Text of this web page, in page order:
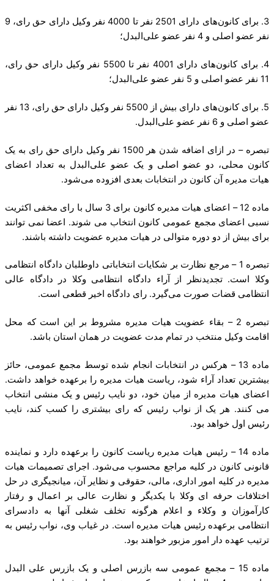
3. برای کانون‌های دارای 2501 نفر تا 4000 نفر وکیل دارای حق رای، 9
نفر عضو اصلی و 4 نفر عضو علی‌البدل؛
4. برای کانون‌های دارای 4001 نفر تا 5500 نفر وکیل دارای حق رای،
11 نفر عضو اصلی و 5 نفر عضو علی‌البدل؛
5. برای کانون‌های دارای بیش از 5500 نفر وکیل دارای حق رای، 13 نفر
عضو اصلی و 6 نفر عضو علی‌البدل.
تبصره – در ازای اضافه شدن هر 1500 نفر وکیل دارای حق رای به یک
کانون محلی، دو عضو اصلی و یک عضو علی‌البدل به تعداد اعضای
هیات مدیره آن کانون در انتخابات بعدی افزوده می‌شود.
ماده 12 – اعضای هیات مدیره کانون برای 3 سال با رای مخفی اکثریت
نسبی اعضای مجمع عمومی کانون انتخاب می شوند. اعضا نمی توانند
برای بیش از دو دوره متوالی در هیات مدیره عضویت داشته باشند.
تبصره 1 – مرجع نظارت بر شکایات انتخاباتی داوطلبان دادگاه انتظامی
وکلا است. تجدیدنظر از آراء دادگاه انتظامی وکلا در دادگاه عالی
انتظامی قضات صورت می‌گیرد. رای دادگاه اخیر قطعی است.
‌تبصره 2 – بقاء عضویت هیات مدیره مشروط بر این است که محل
اقامت وکیل منتخب در تمام مدت عضویت در همان استان باشد.
ماده 13 – هرکس در انتخابات انجام شده توسط مجمع عمومی، حائز
بیشترین تعداد آراء شود، ریاست هیات مدیره را برعهده خواهد داشت.
اعضای هیات مدیره از میان خود، دو نایب رئیس و یک منشی انتخاب
می کنند. هر یک از نواب رئیس که رای بیشتری را کسب کند، نایب
رئیس اول خواهد بود.
ماده 14 – رئیس هیات مدیره ریاست کانون را برعهده دارد و نماینده
قانونی کانون در کلیه مراجع محسوب می‌شود. اجرای تصمیمات هیات
مدیره در کلیه امور اداری، مالی، حقوقی و نظایر آن، میانجیگری در حل
اختلافات حرفه ای وکلا با یکدیگر و نظارت عالی بر اعمال و رفتار
کارآموزان و وکلاء و اعلام هرگونه تخلف شغلی آنها به دادسرای
انتظامی برعهده رئیس هیات مدیره است. در غیاب وی، نواب رئیس به
ترتیب عهده دار امور مزبور خواهند بود.
ماده 15 – مجمع عمومی سه بازرس اصلی و یک بازرس علی البدل